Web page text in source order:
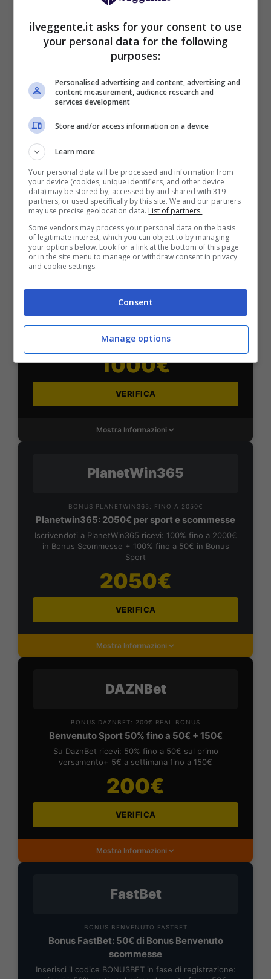
Mostra Informazioni
BONUS BENVENUTO LOTTOMATICA: 2050€
Per i nuovi utenti della piattaforma: 100% fino a 50€ in
Bonus Scommesse + 100% fino a 2000€ in Bonus
2050€
VERIFICA
Mostra Informazioni
SNAI
Bonus Benvenuto Sport: fino a 1.000€
50% sul deposito fino a 50€
1000€
VERIFICA
Mostra Informazioni
PlanetWin365
BONUS PLANETWIN365: FINO A 2050€
Planetwin365: 2050€ per sport e scommesse
Iscrivendoti a PlanetWin365 ricevi: 100% fino a 2000€
in Bonus Scommesse + 100% fino a 50€ in Bonus
Sport
2050€
VERIFICA
Mostra Informazioni
DAZNBet
BONUS DAZNBET: 200€ REAL BONUS
Benvenuto Sport 50% fino a 50€ + 150€
Su DaznBet ricevi: 50% fino a 50€ sul primo
versamento+ 5€ a settimana fino a 150€
200€
VERIFICA
Mostra Informazioni
FastBet
BONUS BENVENUTO FASTBET
Bonus FastBet: 50€ di Bonus Benvenuto
scommesse
Inserisci il codice BONUSBET in fase di registrazione:
ilveggente.it asks for your consent to use
your personal data for the following
purposes:
Personalised advertising and content, advertising and
content measurement, audience research and
services development
Store and/or access information on a device
Learn more
Your personal data will be processed and information from
your device (cookies, unique identifiers, and other device
data) may be stored by, accessed by and shared with 319
partners, or used specifically by this site. We and our partners
may use precise geolocation data. List of partners.
Some vendors may process your personal data on the basis
of legitimate interest, which you can object to by managing
your options below. Look for a link at the bottom of this page
or in the site menu to manage or withdraw consent in privacy
and cookie settings.
Consent
Manage options